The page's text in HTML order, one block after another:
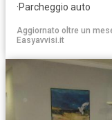
·Parcheggio auto
Aggiornato oltre un
Easyavvisi.it